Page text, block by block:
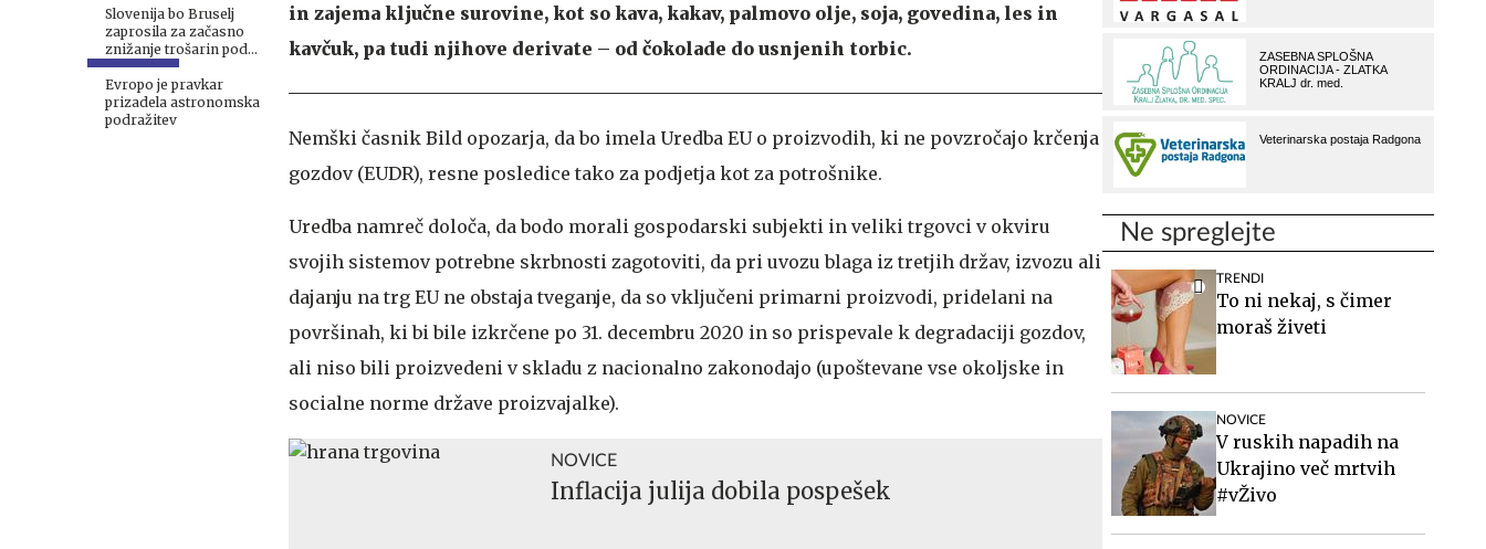
Slovenija bo Bruselj
zaprosila za začasno
znižanje trošarin pod
evropski minimum
Evropo je pravkar
prizadela astronomska
podražitev
in zajema ključne surovine, kot so kava, kakav, palmovo olje, soja, govedina, les in
kavčuk, pa tudi njihove derivate – od čokolade do usnjenih torbic.
Nemški časnik Bild opozarja, da bo imela Uredba EU o proizvodih, ki ne povzročajo krčenja
gozdov (EUDR), resne posledice tako za podjetja kot za potrošnike.
Uredba namreč določa, da bodo morali gospodarski subjekti in veliki trgovci v okviru
svojih sistemov potrebne skrbnosti zagotoviti, da pri uvozu blaga iz tretjih držav, izvozu ali
dajanju na trg EU ne obstaja tveganje, da so vključeni primarni proizvodi, pridelani na
površinah, ki bi bile izkrčene po 31. decembru 2020 in so prispevale k degradaciji gozdov,
ali niso bili proizvedeni v skladu z nacionalno zakonodajo (upoštevane vse okoljske in
socialne norme države proizvajalke).
NOVICE
Inflacija julija dobila pospešek
Ne spreglejte
TRENDI
To ni nekaj, s čimer
moraš živeti
NOVICE
V ruskih napadih na
Ukrajino več mrtvih
#vŽivo